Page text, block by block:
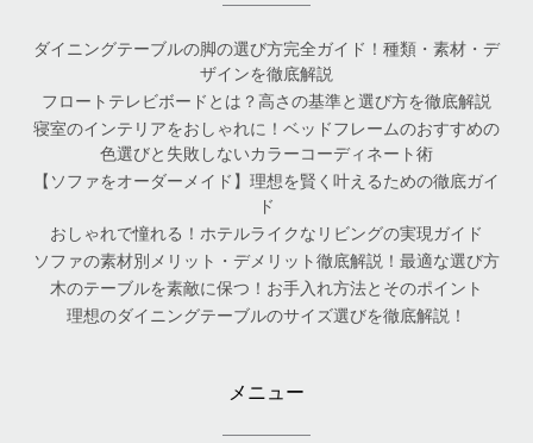
ダイニングテーブルの脚の選び方完全ガイド！種類・素材・デ
ザインを徹底解説
フロートテレビボードとは？高さの基準と選び方を徹底解説
寝室のインテリアをおしゃれに！ベッドフレームのおすすめの
色選びと失敗しないカラーコーディネート術
【ソファをオーダーメイド】理想を賢く叶えるための徹底ガイ
ド
おしゃれで憧れる！ホテルライクなリビングの実現ガイド
ソファの素材別メリット・デメリット徹底解説！最適な選び方
木のテーブルを素敵に保つ！お手入れ方法とそのポイント
理想のダイニングテーブルのサイズ選びを徹底解説！
メニュー